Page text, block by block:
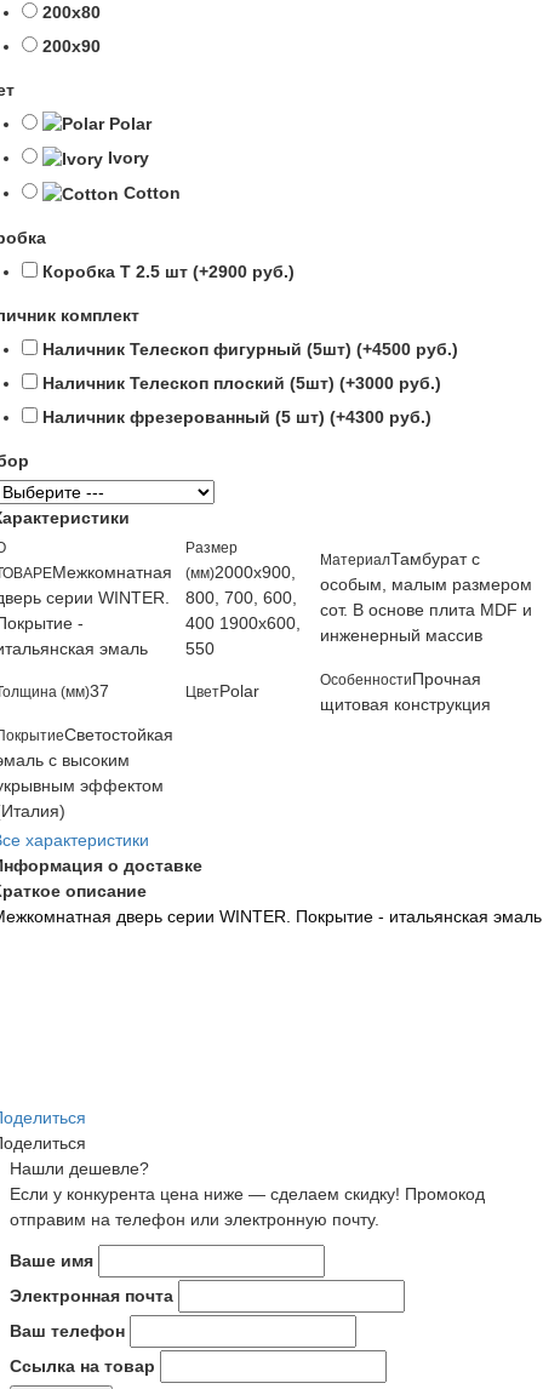
200х80
200х90
Polar
Ivory
Cotton
Коробка Т 2.5 шт (+2900 руб.)
комплект
Наличник Телескоп фигурный (5шт) (+4500 руб.)
Наличник Телескоп плоский (5шт) (+3000 руб.)
Наличник фрезерованный (5 шт) (+4300 руб.)
Межкомнатная
серии WINTER.
-
эмаль
Размер
(мм)2000х900,
800, 700, 600,
400 1900х600,
550
МатериалТамбурат с
особым, малым размером
сот. В основе плита MDF и
инженерный массив
(мм)37 ЦветPolar
ОсобенностиПрочная
щитовая конструкция
Светостойкая
с высоким
эффектом
характеристики
о доставке
описание
дверь серии WINTER. Покрытие - итальянская
Нашли дешевле?
Если у конкурента цена ниже — сделаем скидку! Промокод
отправим на телефон или электронную почту.
Ваше имя
Электронная почта
Ваш телефон
Ссылка на товар